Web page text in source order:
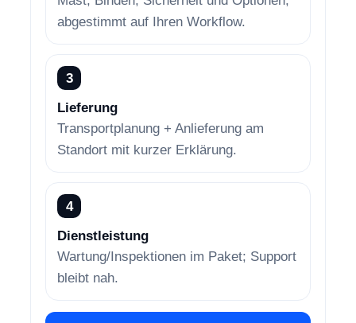
abgestimmt auf Ihren Workflow.
3
Lieferung
Transportplanung + Anlieferung am
Standort mit kurzer Erklärung.
4
Dienstleistung
Wartung/Inspektionen im Paket; Support
bleibt nah.